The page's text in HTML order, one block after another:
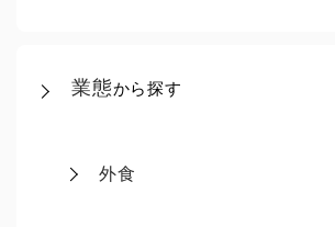
業態から探す
外食